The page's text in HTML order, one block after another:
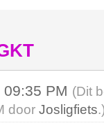
PM (Dit
doorJosligfiets